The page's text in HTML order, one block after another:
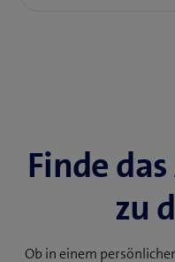
Finde
zu
Ob in einem